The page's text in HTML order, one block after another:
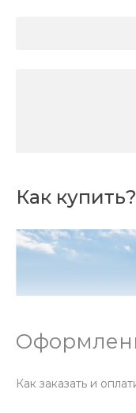
Как купить?
Как заказать и